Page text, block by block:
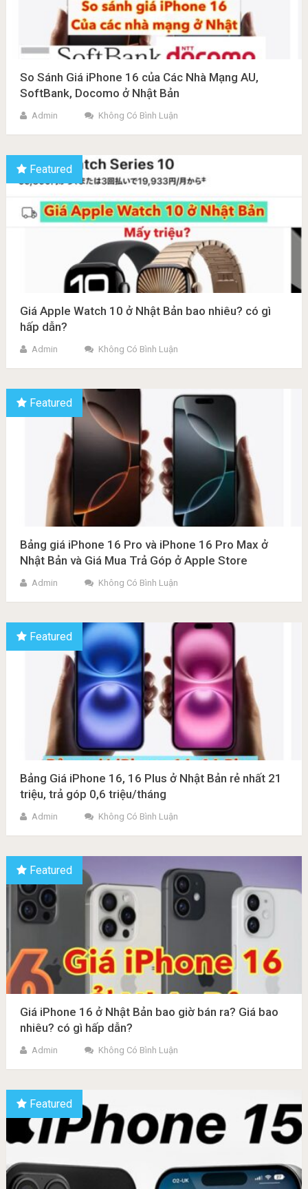
So Sánh Giá iPhone 16 của Các Nhà Mạng AU,
SoftBank, Docomo ở Nhật Bản
Admin Không Có Bình Luận
Featured
Giá Apple Watch 10 ở Nhật Bản bao nhiêu? có gì
hấp dẫn?
Admin Không Có Bình Luận
Featured
Bảng giá iPhone 16 Pro và iPhone 16 Pro Max ở
Nhật Bản và Giá Mua Trả Góp ở Apple Store
Admin Không Có Bình Luận
Featured
Bảng Giá iPhone 16, 16 Plus ở Nhật Bản rẻ nhất 21
triệu, trả góp 0,6 triệu/tháng
Admin Không Có Bình Luận
Featured
Giá iPhone 16 ở Nhật Bản bao giờ bán ra? Giá bao
nhiêu? có gì hấp dẫn?
Admin Không Có Bình Luận
Featured